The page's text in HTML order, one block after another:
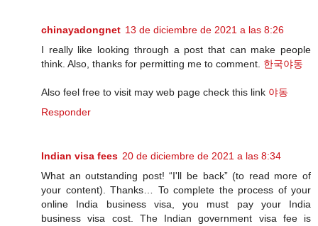
chinayadongnet 13 de diciembre de 2021 a las 8:26
I really like looking through a post that can make people
think. Also, thanks for permitting me to comment. 한국야동
Also feel free to visit may web page check this link 야동
Responder
Indian visa fees 20 de diciembre de 2021 a las 8:34
What an outstanding post! “I'll be back” (to read more of
your content). Thanks… To complete the process of your
online India business visa, you must pay your India
business visa cost. The Indian government visa fee is